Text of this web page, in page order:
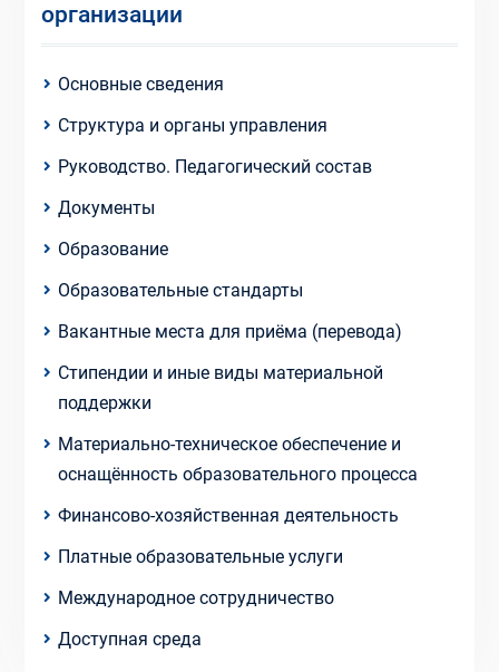
организации
Основные сведения
Структура и органы управления
Руководство. Педагогический состав
Документы
Образование
Образовательные стандарты
Вакантные места для приёма (перевода)
Стипендии и иные виды материальной
поддержки
Материально-техническое обеспечение и
оснащённость образовательного процесса
Финансово-хозяйственная деятельность
Платные образовательные услуги
Международное сотрудничество
Доступная среда